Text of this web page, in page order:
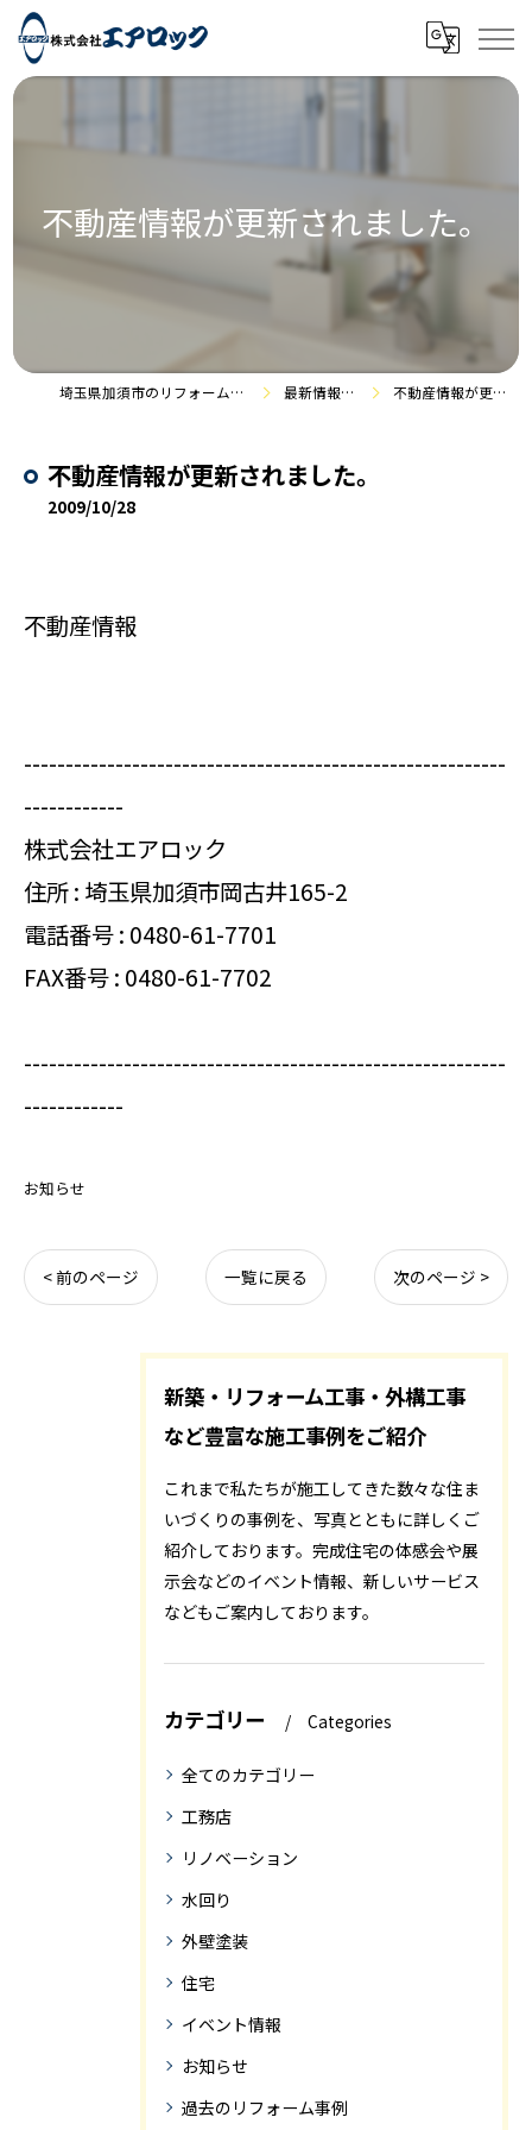
不動産情報が更新されました。
埼玉県加須市のリフォームなら株式会社エアロック 最新情報・施工事例 不動産情報が更新されました。
不動産情報が更新されました。
2009/10/28
不動産情報
----------------------------------------------------------
------------
株式会社エアロック
住所 : 埼玉県加須市岡古井165-2
電話番号 : 0480-61-7701
FAX番号 : 0480-61-7702
----------------------------------------------------------
------------
お知らせ
< 前のページ 一覧に戻る 次のページ >
新築・リフォーム工事・外構工事
など豊富な施工事例をご紹介
これまで私たちが施工してきた数々な住ま
いづくりの事例を、写真とともに詳しくご
紹介しております。完成住宅の体感会や展
示会などのイベント情報、新しいサービス
などもご案内しております。
カテゴリー Categories
全てのカテゴリー
工務店
リノベーション
水回り
外壁塗装
住宅
イベント情報
お知らせ
過去のリフォーム事例